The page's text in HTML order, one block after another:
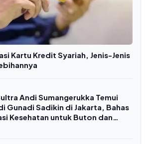
Kartu Kredit Syariah, Jenis-Jenis
Andi Sumangerukka Temui
Gunadi Sadikin di Jakarta, Bahas
Kesehatan untuk Buton dan